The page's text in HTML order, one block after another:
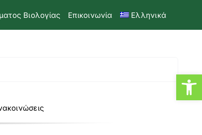
Βιολογίας Επικοινωνία Ελληνικά